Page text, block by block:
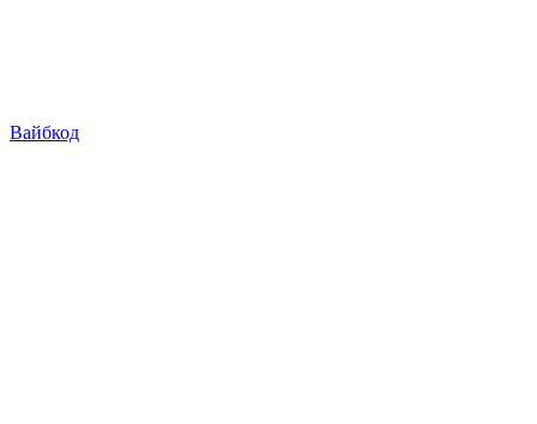
Вайбкод